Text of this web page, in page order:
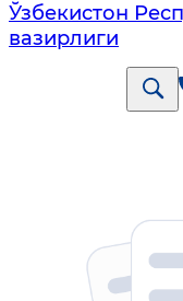
Ўзбекистон
вазирлиги